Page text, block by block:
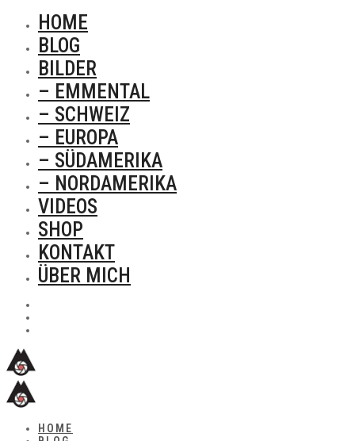
HOME
BLOG
BILDER
– EMMENTAL
– SCHWEIZ
– EUROPA
– SÜDAMERIKA
– NORDAMERIKA
VIDEOS
SHOP
KONTAKT
ÜBER MICH
HOME